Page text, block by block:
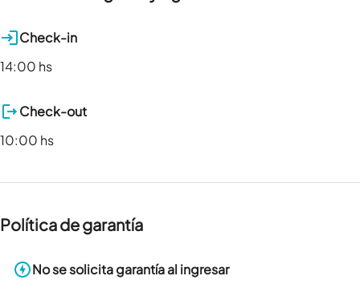
Check-in
14:00 hs
Check-out
10:00 hs
Política de garantía
No se solicita garantía al ingresar